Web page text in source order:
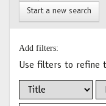
Start a new search
Add filters:
Use filters to refine